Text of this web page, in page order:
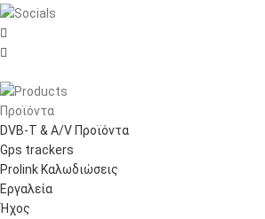


Προϊόντα
DVB-T & A/V Προϊόντα
Gps trackers
Prolink Καλωδιώσεις
Εργαλεία
Ήχος